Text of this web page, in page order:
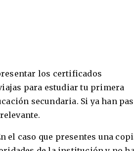
los certificados
para estudiar tu primera
secundaria. Si ya han
el caso que presentes una